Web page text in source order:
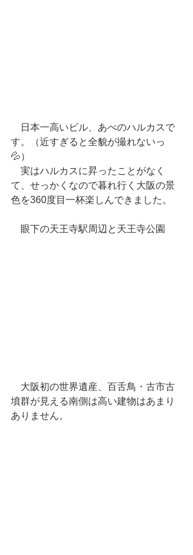
日本一高いビル、あべのハルカスで
す。（近すぎると全貌が撮れないっ
💦）
実はハルカスに昇ったことがなく
て、せっかくなので暮れ行く大阪の景
色を360度目一杯楽しんできました。
眼下の天王寺駅周辺と天王寺公園
大阪初の世界遺産、百舌鳥・古市古
墳群が見える南側は高い建物はあまり
ありません。